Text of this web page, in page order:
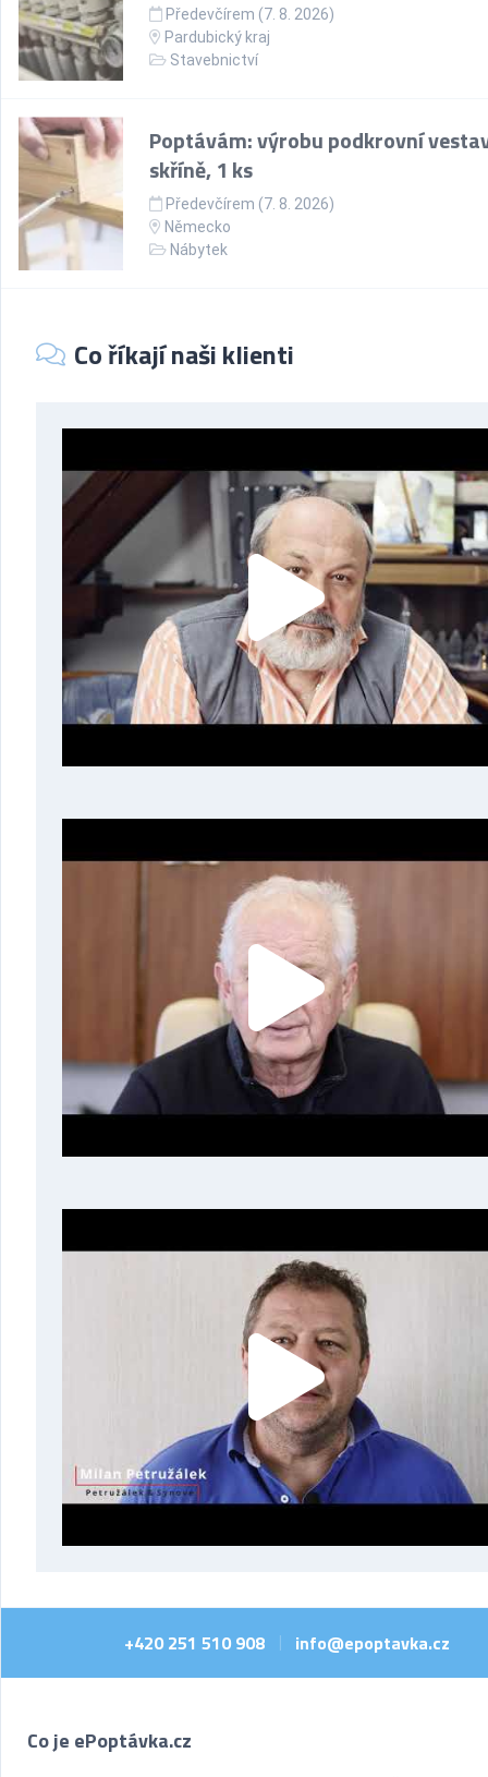
Předevčírem (7. 8. 2026)
Pardubický kraj
Stavebnictví
Poptávám: výrobu podkrovní
skříně, 1 ks
Předevčírem (7. 8. 2026)
Německo
Nábytek
Co říkají naši klienti
+420 251 510 908 info@epoptavka.cz
Co je ePoptávka.cz